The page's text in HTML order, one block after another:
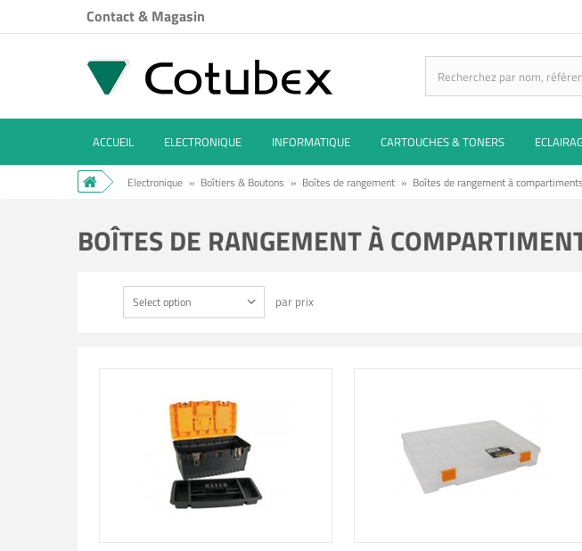
Contact & Magasin
ACCUEIL ELECTRONIQUE INFORMATIQUE CARTOUCHES & TONERS
Electronique » Boîtiers & Boutons » Boîtes de rangement » Boîtes de rangement à
BOÎTES DE RANGEMENT À
Select option par prix